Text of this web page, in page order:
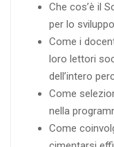
Che cos’è il
per lo
Come i
loro lettori
dell’intero
Come
nella
Come